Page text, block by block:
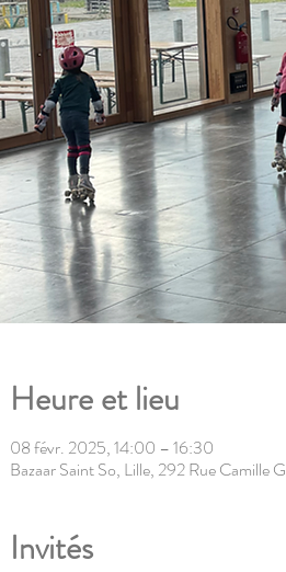
Heure et lieu
08 févr. 2025, 14:00 – 16:30
Bazaar Saint So, Lille, 292 Rue Camille
Invités